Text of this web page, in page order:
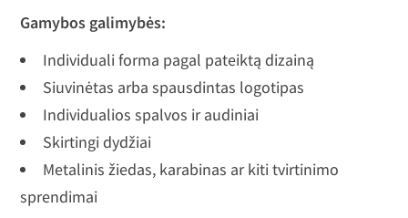
Gamybos galimybės:
Individuali forma pagal pateiktą dizainą
Siuvinėtas arba spausdintas logotipas
Individualios spalvos ir audiniai
Skirtingi dydžiai
Metalinis žiedas, karabinas ar kiti tvirtinimo
sprendimai